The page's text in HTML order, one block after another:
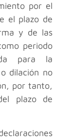
por el
el plazo de
y de las
periodo
para la
dilación no
por tanto,
plazo de